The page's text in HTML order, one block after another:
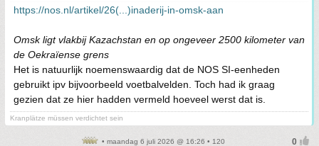
https://nos.nl/artikel/26(...)inaderij-in-omsk-aan
Omsk ligt vlakbij Kazachstan en op ongeveer 2500 kilometer van
de Oekraïense grens
Het is natuurlijk noemenswaardig dat de NOS SI-eenheden
gebruikt ipv bijvoorbeeld voetbalvelden. Toch had ik graag
gezien dat ze hier hadden vermeld hoeveel werst dat is.
Kranplätze müssen verdichtet sein
• maandag 6 juli 2026 @ 16:26 • 120